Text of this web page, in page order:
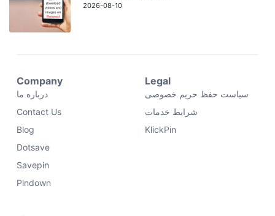
2026-08-10
Company
درباره ما
Contact Us
Blog
Dotsave
Savepin
Pindown
Legal
سیاست حفظ حریم خصوصی
شرایط خدمات
KlickPin